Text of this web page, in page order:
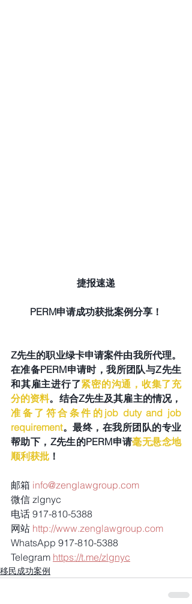
捷报速递
PERM申请成功获批案例分享！
Z先生的职业绿卡申请案件由我所代理。
在准备PERM申请时，我所团队与Z先生
和其雇主进行了紧密的沟通，收集了充
分的资料。结合Z先生及其雇主的情况，
准备了符合条件的job duty and job
requirement。最终，在我所团队的专业
帮助下，Z先生的PERM申请毫无悬念地
顺利获批 ！
邮箱 info@zenglawgroup.com
微信 zlgnyc
电话 917-810-5388
网站 http://www.zenglawgroup.com
WhatsApp 917-810-5388
Telegram https://t.me/zlgnyc
移民成功案例